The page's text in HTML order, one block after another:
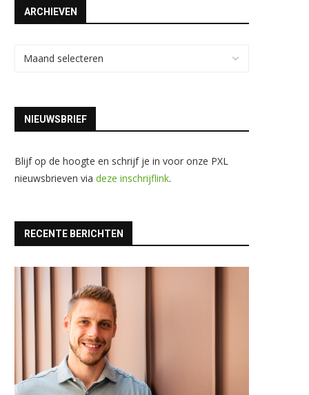
ARCHIEVEN
NIEUWSBRIEF
Blijf op de hoogte en schrijf je in voor onze PXL
nieuwsbrieven via deze inschrijflink.
RECENTE BERICHTEN